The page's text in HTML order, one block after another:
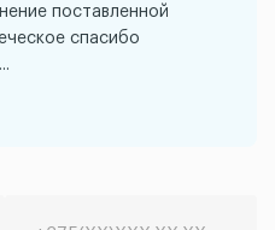
поставленной
спасибо